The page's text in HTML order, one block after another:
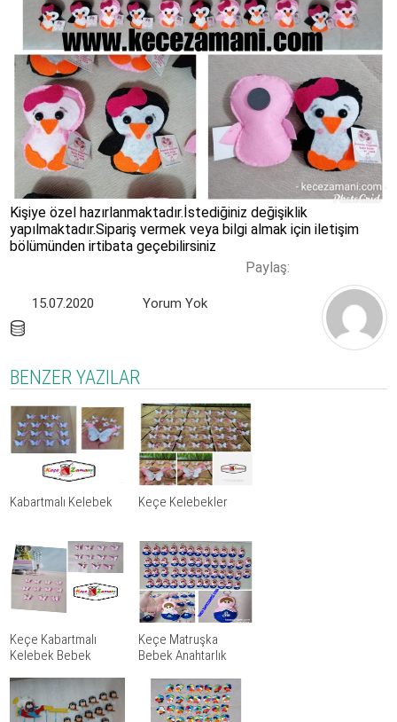
Kişiye özel hazırlanmaktadır.İstediğiniz değişiklik
yapılmaktadır.Sipariş vermek veya bilgi almak için iletişim
bölümünden irtibata geçebilirsiniz
Paylaş:
15.07.2020 Yorum Yok
BENZER YAZILAR
Kabartmalı Kelebek Keçe Kelebekler
Keçe Kabartmalı
Kelebek Bebek
Keçe Matruşka
Bebek Anahtarlık